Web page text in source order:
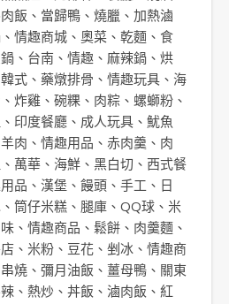
飯 、 當歸鴨 、 燒臘 、 加熱滷
、 情趣商城 、 奧菜 、 乾麵 、 食
、 台南 、 情趣 、 麻辣鍋 、 烘
韓式 、 藥燉排骨 、 情趣玩具 、 海
、 炸雞 、 碗粿 、 肉粽 、 螺螄粉 、
、 印度餐廳 、 成人玩具 、 魷魚
羊肉 、 情趣用品 、 赤肉羹 、 肉
、 萬華 、 海鮮 、 黑白切 、 西式餐
品 、 漢堡 、 饅頭 、 手工 、 日
、 筒仔米糕 、 腿庫 、 QQ球 、 米
、 情趣商品 、 鬆餅 、 肉羹麵 、
、 米粉 、 豆花 、 剉冰 、 情趣商
串燒 、 彌月油飯 、 薑母鴨 、 關東
、 熱炒 、 丼飯 、 滷肉飯 、 紅